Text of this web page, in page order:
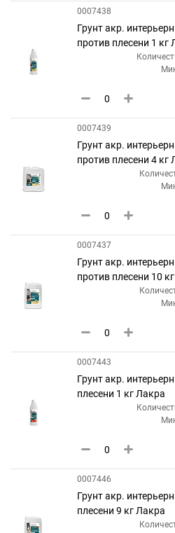
0007438
Грунт акр.
против плесени 1 кг
0007439
Грунт акр.
против плесени 4 кг
0007437
Грунт акр.
против плесени 10
0007443
Грунт акр.
плесени 1 кг Лакра
0007446
Грунт акр.
плесени 9 кг Лакра